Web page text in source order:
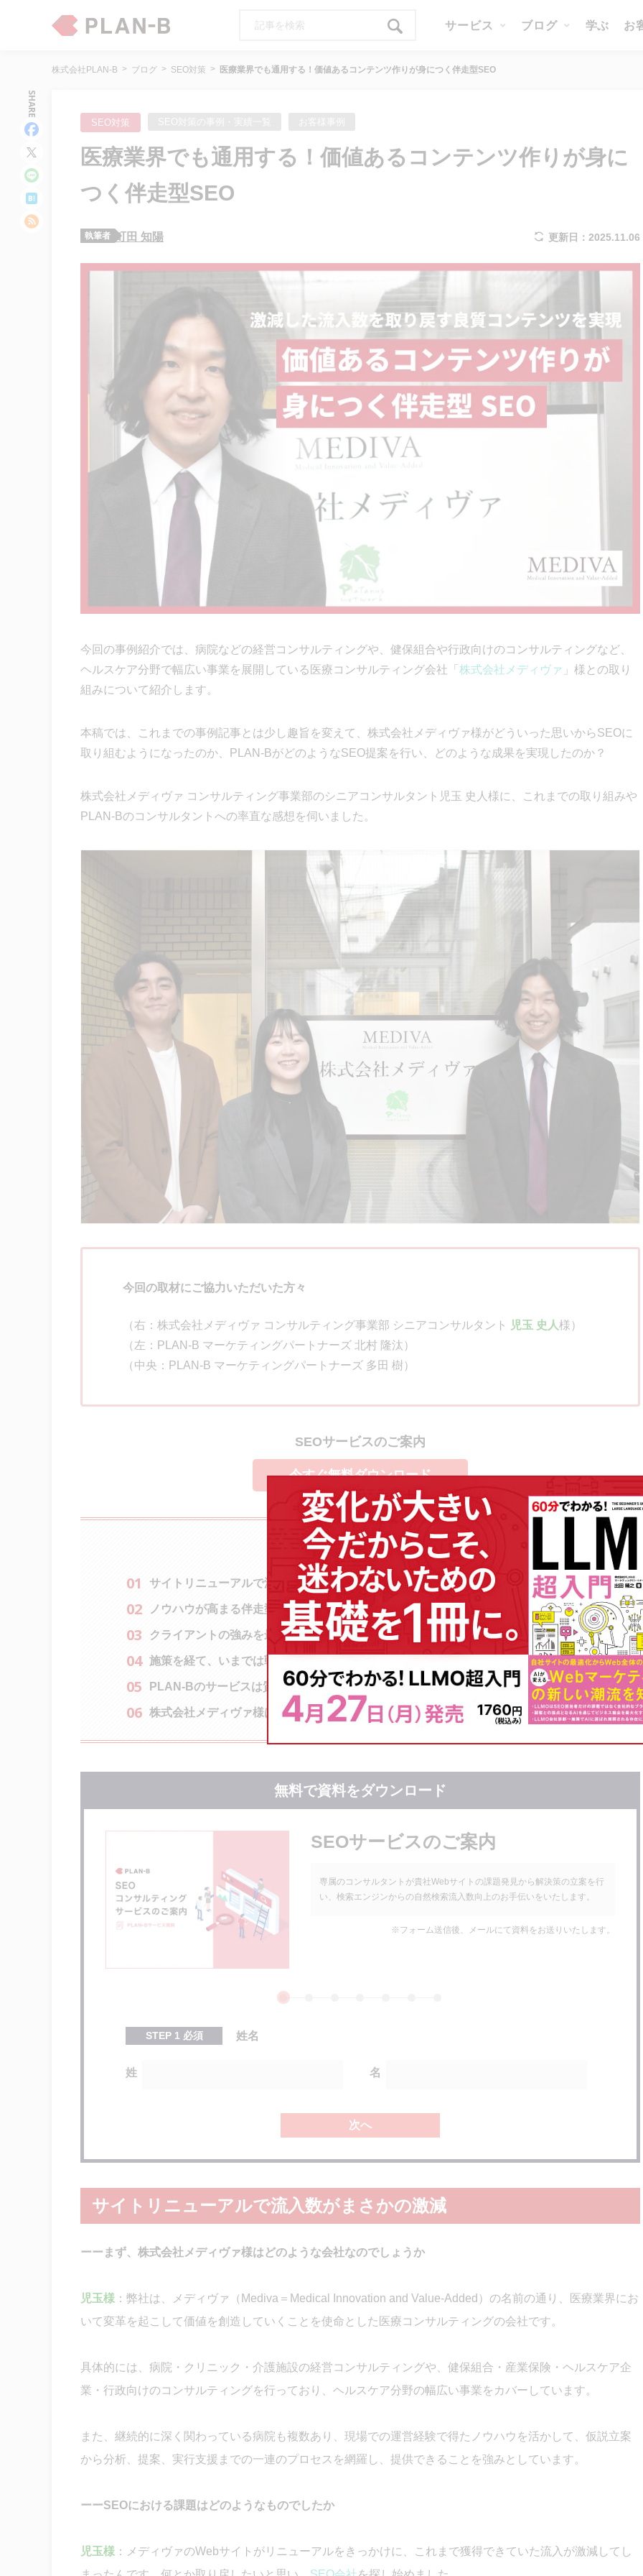
サービス ブログ 学ぶ お
株式会社PLAN-B ブログ SEO対策 医療業界でも通用する！価値あるコンテンツ作りが身につく伴走型SEO
SEO対策
医療業界でも通用する！価値あるコンテンツ作りが身に
つく伴走型SEO
執筆者 町田 知陽 更新日：2025.11.06
今回の事例紹介では、病院などの経営コンサルティングや、健保組合や行政向けのコンサルティングなど、
ヘルスケア分野で幅広い事業を展開している医療コンサルティング会社「 株式会社メディヴァ 」様との取り
組みについて紹介します。
本稿では、これまでの事例記事とは少し趣旨を変えて、株式会社メディヴァ様がどういった思いからSEOに
取り組むようになったのか、PLAN-BがどのようなSEO提案を行い、どのような成果を実現したのか？
株式会社メディヴァ コンサルティング事業部のシニアコンサルタント児玉 史人様に、これまでの取り組みや
PLAN-Bのコンサルタントへの率直な感想を伺いました。
今回の取材にご協力いただいた方々
（右：株式会社メディヴァ コンサルティング事業部 シニアコンサルタント 児玉 史人様）
（左：PLAN-B マーケティングパートナーズ 北村 隆汰）
（中央：PLAN-B マーケティングパートナーズ 多田 樹）
SEOサービスのご案内
今すぐ無料ダウンロード
目次
サイトリニューアルで流入数がまさかの激減
ノウハウが高まる伴走型コンサルになると感じ、PLAN-Bへの依頼を決定
クライアントの強みを最大限に活かした施策提案が好印象
施策を経て、いまでは戦友のような関係に
PLAN-Bのサービスは質の高いコンテンツを作りたい担当者におすすめ
株式会社メディヴァ様はどんなところ？
無料で資料をダウンロード
SEOサービスのご案内
専属のコンサルタントが貴社Webサイトの課題発見から解決策の立案を行
い、検索エンジンからの自然検索流入数向上のお手伝いをいたします。
※フォーム送信後、メールにて資料をお送りいたします。
STEP 1 必須 姓名
姓 名
次へ
サイトリニューアルで流入数がまさかの激減
ーーまず、株式会社メディヴァ様はどのような会社なのでしょうか
児玉様 ：弊社は、メディヴァ（Mediva＝Medical Innovation and Value-Added）の名前の通り、医療業界にお
いて変革を起こして価値を創造していくことを使命とした医療コンサルティングの会社です。
具体的には、病院・クリニック・介護施設の経営コンサルティングや、健保組合・産業保険・ヘルスケア企
業・行政向けのコンサルティングを行っており、ヘルスケア分野の幅広い事業をカバーしています。
また、継続的に深く関わっている病院も複数あり、現場での運営経験で得たノウハウを活かして、仮説立案
から分析、提案、実行支援までの一連のプロセスを網羅し、提供できることを強みとしています。
ーーSEOにおける課題はどのようなものでしたか
児玉様 ：メディヴァのWebサイトがリニューアルをきっかけに、これまで獲得できていた流入が激減してし
SHARE